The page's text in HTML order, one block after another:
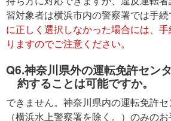
習対象者は横浜市内の警察署では手続
に正しく選択しなかった場合には、
りますのでご注意ください。
Q6.神奈川県外の運転免許セン
約することは可能ですか。
できません。神奈川県内の運転免許
（横浜水上警察署を除く。）のみのお